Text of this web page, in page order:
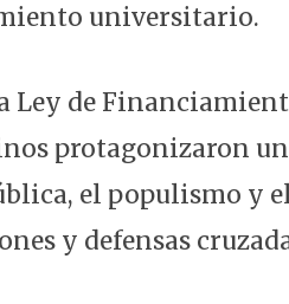
universitario.
Ley de
protagonizaron
el populismo y
y defensas